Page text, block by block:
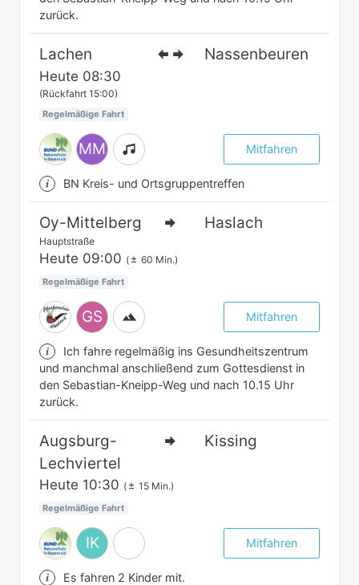
zurück.
Lachen Nassenbeuren
Heute 08:30
(Rückfahrt 15:00)
Regelmäßige Fahrt
MM Mitfahren
BN Kreis- und Ortsgruppentreffen
Oy-Mittelberg
Hauptstraße
Haslach
Heute 09:00 ( 60 Min.)
Regelmäßige Fahrt
GS Mitfahren
Ich fahre regelmäßig ins Gesundheitszentrum
und manchmal anschließend zum Gottesdienst in
den Sebastian-Kneipp-Weg und nach 10.15 Uhr
zurück.
Augsburg-
Lechviertel
Kissing
Heute 10:30 ( 15 Min.)
Regelmäßige Fahrt
IK Mitfahren
Es fahren 2 Kinder mit.